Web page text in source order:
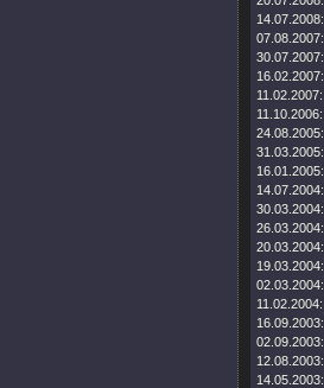
14.07.2008:
07.08.2007:
30.07.2007:
16.02.2007:
11.02.2007:
11.10.2006:
24.08.2005:
31.03.2005:
16.01.2005:
14.07.2004:
30.03.2004:
26.03.2004:
20.03.2004:
19.03.2004:
02.03.2004:
11.02.2004:
16.09.2003:
02.09.2003:
12.08.2003:
14.05.2003: